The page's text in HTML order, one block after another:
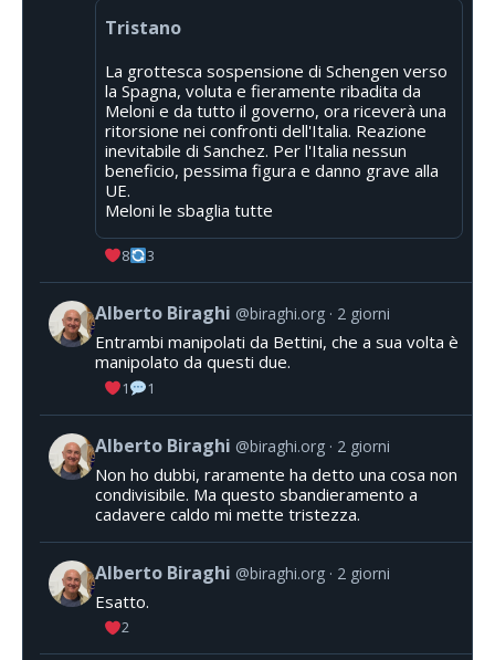
Tristano
La grottesca sospensione di Schengen verso
la Spagna, voluta e fieramente ribadita da
Meloni e da tutto il governo, ora riceverà una
ritorsione nei confronti dell'Italia. Reazione
inevitabile di Sanchez. Per l'Italia nessun
beneficio, pessima figura e danno grave alla
UE.
Meloni le sbaglia tutte
8 3
Alberto Biraghi @biraghi.org 2 giorni
Entrambi manipolati da Bettini, che a sua volta è
manipolato da questi due.
1 1
Alberto Biraghi @biraghi.org 2 giorni
Non ho dubbi, raramente ha detto una cosa non
condivisibile. Ma questo sbandieramento a
cadavere caldo mi mette tristezza.
Alberto Biraghi @biraghi.org 2 giorni
Esatto.
2